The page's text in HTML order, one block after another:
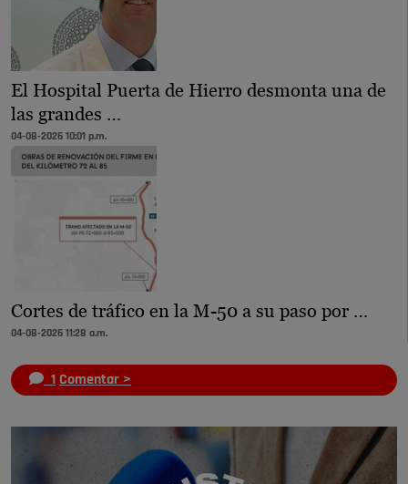
El Hospital Puerta de Hierro desmonta una de
las grandes …
04-08-2026 10:01 p.m.
Cortes de tráfico en la M-50 a su paso por …
04-08-2026 11:28 a.m.
1 Comentar >